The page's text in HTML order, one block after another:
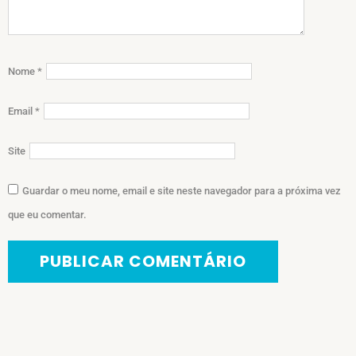
Nome *
Email *
Site
Guardar o meu nome, email e site neste navegador para a próxima vez
que eu comentar.